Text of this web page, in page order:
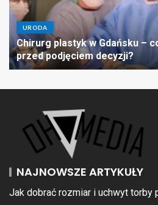
URODA
Chirurg plastyk w Gdańsku –
przed podjęciem decyzji?
NAJNOWSZE ARTYKUŁY
Jak dobrać rozmiar i uchwyt torby